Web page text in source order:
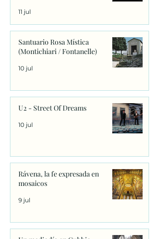
11 jul
Santuario Rosa Mística
(Montichiari / Fontanelle)
10 jul
U2 - Street Of Dreams
10 jul
Rávena, la fe expresada en
mosaicos
9 jul